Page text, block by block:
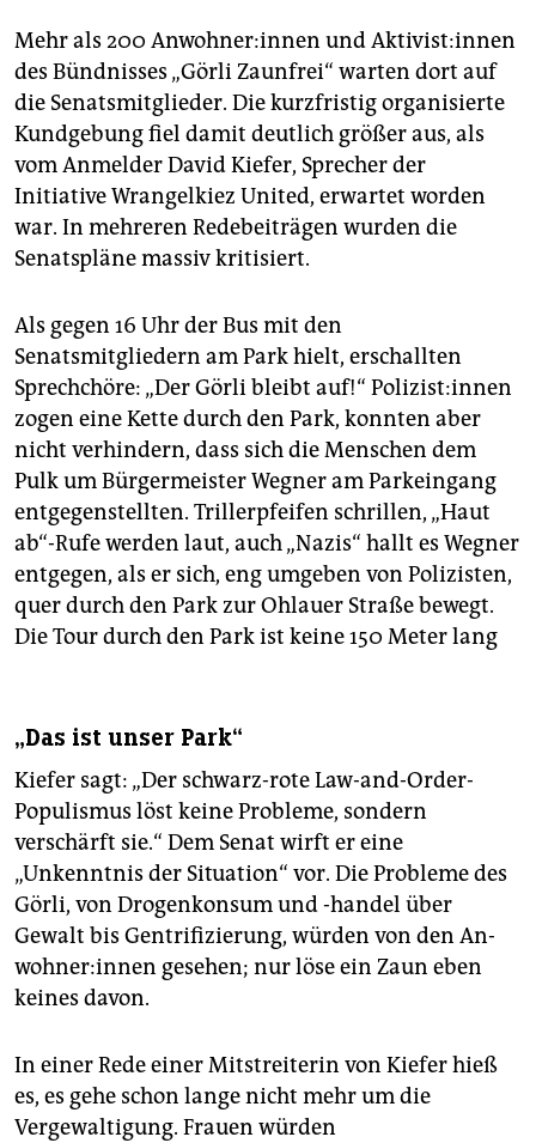
Mehr als 200 An­woh­ne­r:in­nen und Ak­ti­vis­t:in­nen
des Bündnisses „Görli Zaunfrei“ warten dort auf
die Senatsmitglieder. Die kurzfristig organisierte
Kundgebung fiel damit deutlich größer aus, als
vom Anmelder David Kiefer, Sprecher der
Initiative Wrangelkiez United, erwartet worden
war. In mehreren Redebeiträgen wurden die
Senatspläne massiv kritisiert.
Als gegen 16 Uhr der Bus mit den
Senatsmitgliedern am Park hielt, erschallten
Sprechchöre: „Der Görli bleibt auf!“ Po­li­zis­t:in­nen
zogen eine Kette durch den Park, konnten aber
nicht verhindern, dass sich die Menschen dem
Pulk um Bürgermeister Wegner am Parkeingang
entgegenstellten. Trillerpfeifen schrillen, „Haut
ab“-Rufe werden laut, auch „Nazis“ hallt es Wegner
entgegen, als er sich, eng umgeben von Polizisten,
quer durch den Park zur Ohlauer Straße bewegt.
Die Tour durch den Park ist keine 150 Meter lang
„Das ist unser Park“
Kiefer sagt: „Der schwarz-rote Law-and-Order-
Populismus löst keine Probleme, sondern
verschärft sie.“ Dem Senat wirft er eine
„Unkenntnis der Situation“ vor. Die Probleme des
Görli, von Drogenkonsum und -handel über
Gewalt bis Gentrifizierung, würden von den An­
woh­ne­r:in­nen gesehen; nur löse ein Zaun eben
keines davon.
In einer Rede einer Mitstreiterin von Kiefer hieß
es, es gehe schon lange nicht mehr um die
Vergewaltigung. Frauen würden